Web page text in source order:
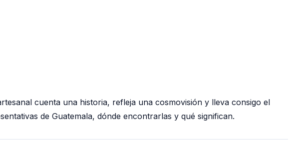
cuenta una historia, refleja una cosmovisión y lleva consigo el
de Guatemala, dónde encontrarlas y qué significan.